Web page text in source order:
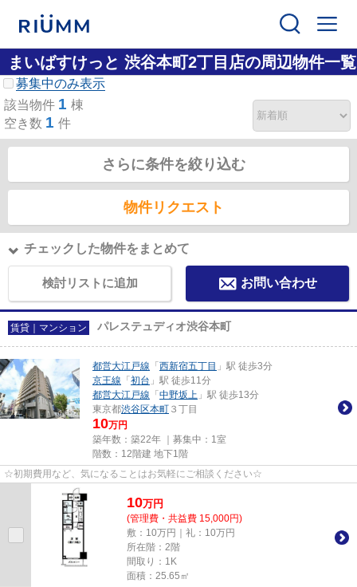
まいばすけっと 渋谷本町2丁目店の周辺物件一覧
募集中のみ表示
該当物件 1 棟
空き数 1 件
さらに条件を絞り込む
物件リクエスト
チェックした物件をまとめて
検討リストに追加 お問い合わせ
賃貸｜マンション パレステュディオ渋谷本町
都営大江戸線 「西新宿五丁目 」駅 徒歩3分
京王線 「初台 」駅 徒歩11分
都営大江戸線 「中野坂上 」駅 徒歩13分
東京都渋谷区本町 ３丁目
10万円
築年数：築22年 ｜募集中： 1室
階数：12階建 地下1階
☆初期費用など、気になることはお気軽にご相談ください☆
10万円
(管理費・共益費 15,000円)
敷：10万円｜礼：10万円
所在階：2階
間取り：1K
面積：25.65㎡